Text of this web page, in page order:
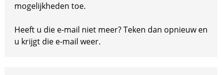
mogelijkheden toe.
Heeft u die e-mail niet meer? Teken dan opnieuw en
u krijgt die e-mail weer.